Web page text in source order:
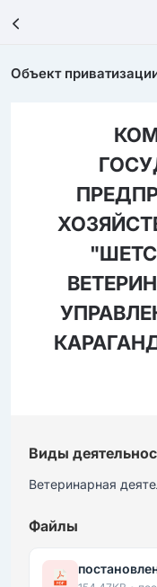
Объект
Виды
Ветеринарная
Файлы